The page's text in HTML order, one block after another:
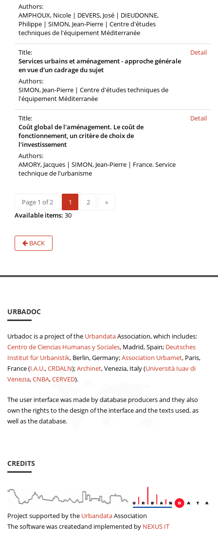
Authors:
AMPHOUX, Nicole | DEVERS, José | DIEUDONNE,
Philippe | SIMON, Jean-Pierre | Centre d'études
techniques de l'équipement Méditerranée
Title:
Services urbains et aménagement - approche générale
en vue d'un cadrage du sujet
Authors:
SIMON, Jean-Pierre | Centre d'études techniques de
l'équipement Méditerranée
Detail
Title:
Coût global de l'aménagement. Le coût de
fonctionnement, un critère de choix de
l'investissement
Authors:
AMORY, Jacques | SIMON, Jean-Pierre | France. Service
technique de l'urbanisme
Detail
Page 1 of 2 1 2
»
Available items: 30
BACK
URBADOC
Urbadoc is a project of the UrbandataAssociation, which includes:
Centro de Ciencias Humanas y Sociales, Madrid, Spain; Deutsches
Institut für Urbanistik, Berlin, Germany;Association Urbamet, Paris,
France (I.A.U.,CRDALN);Archinet, Venezia, Italy (Università Iuav di
Venezia,CNBA,CERVED).
The user interface was made by database producers and they also
own the rights to the design of the interface and the texts used, as
well as the database.
CREDITS
Project supported by the UrbandataAssociation
The software was createdand implemented by NEXUS IT